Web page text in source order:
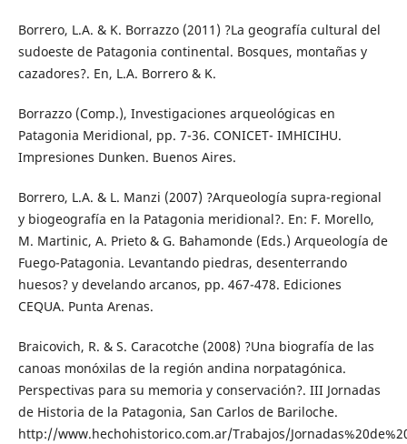
Borrero, L.A. & K. Borrazzo (2011) ?La geografía cultural del
sudoeste de Patagonia continental. Bosques, montañas y
cazadores?. En, L.A. Borrero & K.
Borrazzo (Comp.), Investigaciones arqueológicas en
Patagonia Meridional, pp. 7-36. CONICET- IMHICIHU.
Impresiones Dunken. Buenos Aires.
Borrero, L.A. & L. Manzi (2007) ?Arqueología supra-regional
y biogeografía en la Patagonia meridional?. En: F. Morello,
M. Martinic, A. Prieto & G. Bahamonde (Eds.) Arqueología de
Fuego-Patagonia. Levantando piedras, desenterrando
huesos? y develando arcanos, pp. 467-478. Ediciones
CEQUA. Punta Arenas.
Braicovich, R. & S. Caracotche (2008) ?Una biografía de las
canoas monóxilas de la región andina norpatagónica.
Perspectivas para su memoria y conservación?. III Jornadas
de Historia de la Patagonia, San Carlos de Bariloche.
http://www.hechohistorico.com.ar/Trabajos/